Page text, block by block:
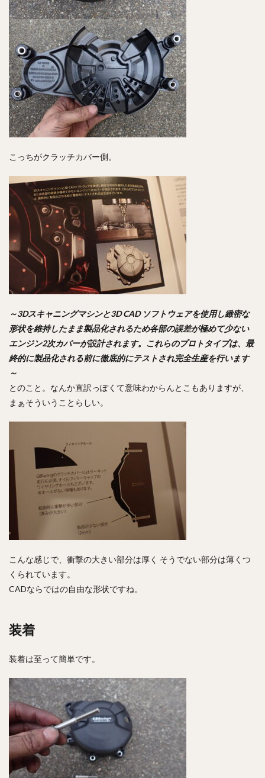
こっちがクラッチカバー側。
～3Dスキャニングマシンと3D CAD ソフトウェアを使用し緻密な
形状を維持したまま製品化されるため各部の誤差が極めて少ない
エンジン2次カバーが設計されます。これらのプロトタイプは、最
終的に製品化される前に徹底的にテストされ完全生産を行います
～
とのこと。なんか直訳っぽくて意味わからんとこもありますが、
まぁそういうことらしい。
こんな感じで、衝撃の大きい部分は厚く そうでない部分は薄くつ
くられています。
CADならではの自由な形状ですね。
装着
装着は至って簡単です。